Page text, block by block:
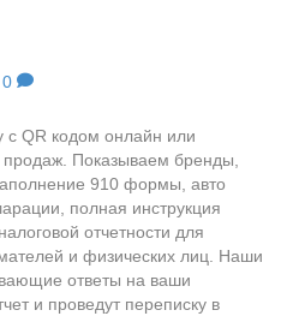
0
с QR кодом онлайн или
продаж. Показываем бренды,
910 формы, авто
полная инструкция
отчетности для
и физических лиц. Наши
ответы на ваши
и проведут переписку в